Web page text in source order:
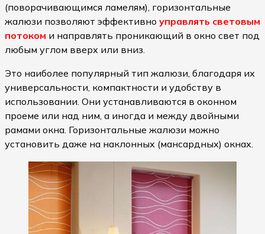
(поворачивающимся ламелям), горизонтальные
жалюзи позволяют эффективно управлять световым
потоком и направлять проникающий в окно свет под
любым углом вверх или вниз.
Это наиболее популярный тип жалюзи, благодаря их
универсальности, компактности и удобству в
использовании. Они устанавливаются в оконном
проеме или над ним, а иногда и между двойными
рамами окна. Горизонтальные жалюзи можно
установить даже на наклонных (мансардных) окнах.